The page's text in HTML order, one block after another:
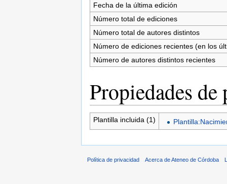
Fecha de la última edición
Número total de ediciones
Número total de autores distintos
Número de ediciones recientes (en los
Número de autores distintos recientes
Propiedades de
Plantilla incluida (1)
Política de privacidad Acerca de Ateneo de Córdoba